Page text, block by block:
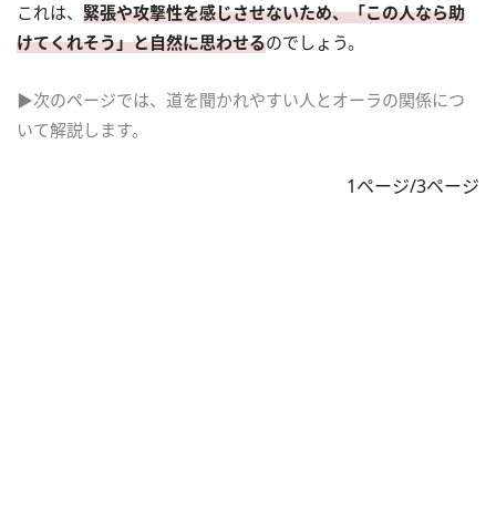
これは、 緊張や攻撃性を感じさせないため、「この人なら助
けてくれそう」と自然に思わせるのでしょう。
▶次のページでは、道を聞かれやすい人とオーラの関係につ
いて解説します。
1ページ/3ページ